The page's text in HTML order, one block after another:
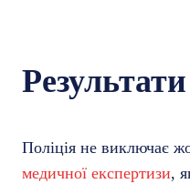
Поліція не виключає
медичної експертизи,